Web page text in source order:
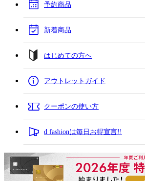
予約商品
新着商品
はじめての方へ
アウトレットガイド
クーポンの使い方
d fashionは毎日お得宣言!!